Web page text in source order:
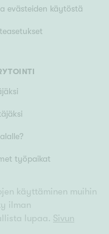
evästeiden käytöstä
työpaikat
käyttäminen muihin
ilman
lupaa. Sivun